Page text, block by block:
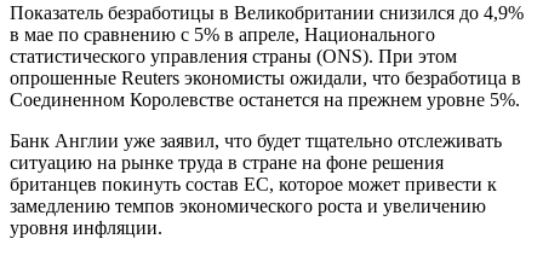
Показатель безработицы в Великобритании снизился до 4,9%
в мае по сравнению с 5% в апреле, Национального
статистического управления страны (ONS). При этом
опрошенные Reuters экономисты ожидали, что безработица в
Соединенном Королевстве останется на прежнем уровне 5%.
Банк Англии уже заявил, что будет тщательно отслеживать
ситуацию на рынке труда в стране на фоне решения
британцев покинуть состав ЕС, которое может привести к
замедлению темпов экономического роста и увеличению
уровня инфляции.